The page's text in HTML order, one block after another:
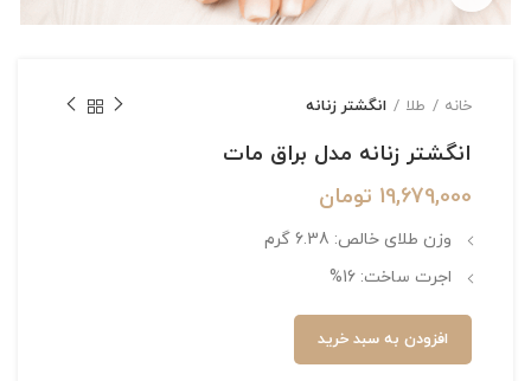
خانه طلا انگشتر زنانه
انگشتر زنانه مدل براق مات
19,679,000 تومان
وزن طلای خالص: 6.38 گرم
اجرت ساخت: 16%
افزودن به سبد خرید